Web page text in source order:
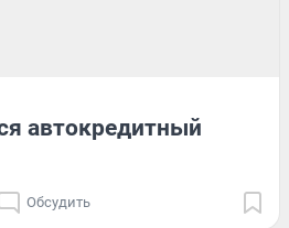
автокредитный
Обсудить